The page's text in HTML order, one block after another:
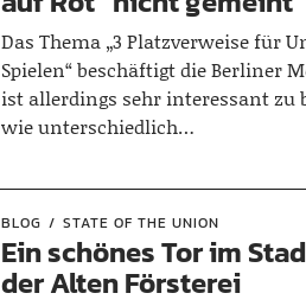
Das Thema „3 Platzverweise für
Spielen“ beschäftigt die Berliner
ist allerdings sehr interessant zu
wie unterschiedlich…
BLOG STATE OF THE UNION
Ein schönes Tor im
der Alten Försterei